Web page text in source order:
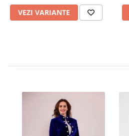
VEZI VARIANTE